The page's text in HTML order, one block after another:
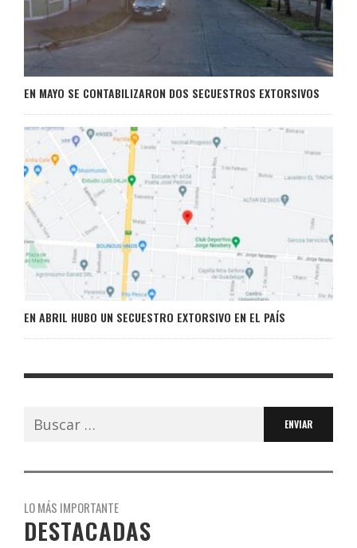
EN MAYO SE CONTABILIZARON DOS SECUESTROS EXTORSIVOS
EN ABRIL HUBO UN SECUESTRO EXTORSIVO EN EL PAÍS
Buscar:
LO MÁS IMPORTANTE
DESTACADAS